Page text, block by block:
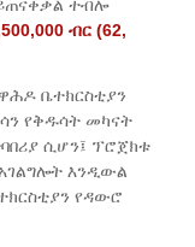
ተብሎ
ብር (62,
ቤተክርስቲያን
የቅዱሳት መካናት
ሲሆን፤ ፕሮጀክቱ
እንዲውል
የዳውሮ